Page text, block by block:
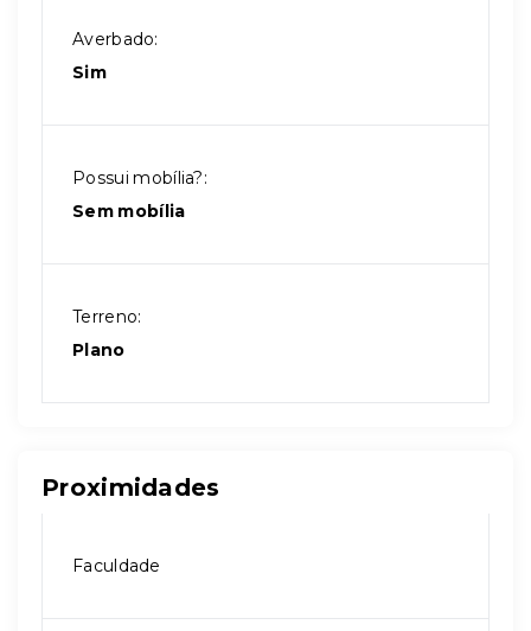
Averbado:
Sim
Possui mobília?:
Sem mobília
Terreno:
Plano
Proximidades
Faculdade